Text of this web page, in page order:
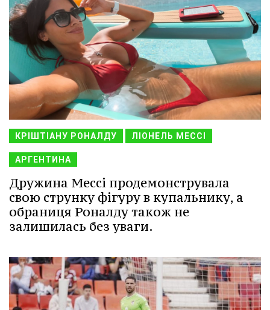
КРІШТІАНУ РОНАЛДУ ЛІОНЕЛЬ МЕССІ
АРГЕНТИНА
Дружина Мессі продемонструвала
свою струнку фігуру в купальнику, а
обраниця Роналду також не
залишилась без уваги.